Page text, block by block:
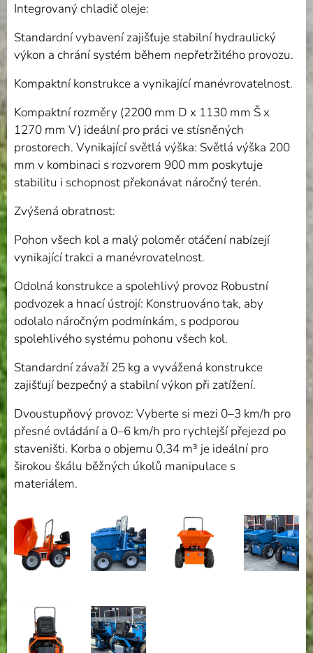
Integrovaný chladič oleje:
Standardní vybavení zajišťuje stabilní hydraulický
výkon a chrání systém během nepřetržitého provozu.
Kompaktní konstrukce a vynikající manévrovatelnost.
Kompaktní rozměry (2200 mm D x 1130 mm Š x
1270 mm V) ideální pro práci ve stísněných
prostorech. Vynikající světlá výška: Světlá výška 200
mm v kombinaci s rozvorem 900 mm poskytuje
stabilitu i schopnost překonávat náročný terén.
Zvýšená obratnost:
Pohon všech kol a malý poloměr otáčení nabízejí
vynikající trakci a manévrovatelnost.
Odolná konstrukce a spolehlivý provoz Robustní
podvozek a hnací ústrojí: Konstruováno tak, aby
odolalo náročným podmínkám, s podporou
spolehlivého systému pohonu všech kol.
Standardní závaží 25 kg a vyvážená konstrukce
zajišťují bezpečný a stabilní výkon při zatížení.
Dvoustupňový provoz: Vyberte si mezi 0–3 km/h pro
přesné ovládání a 0–6 km/h pro rychlejší přejezd po
staveništi. Korba o objemu 0,34 m³ je ideální pro
širokou škálu běžných úkolů manipulace s
materiálem.